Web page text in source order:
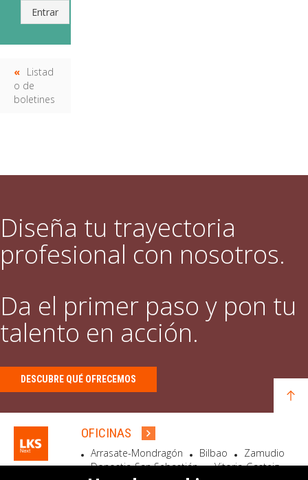
Entrar
Listad
o de
boletines
Diseña tu trayectoria
profesional con nosotros.
Da el primer paso y pon tu
talento en acción.
DESCUBRE QUÉ OFRECEMOS
OFICINAS
Arrasate-Mondragón Bilbao
Zamudio
Donostia-San Sebastián
Vitoria-Gasteiz